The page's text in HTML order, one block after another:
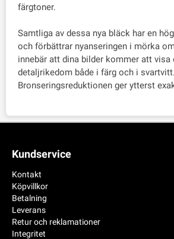
färgtoner.
Samtliga av dessa nya bläck har en
och förbättrar nyanseringen i mörka
innebär att dina bilder kommer att
detaljrikedom både i färg och i svartvitt.
Bronseringsreduktionen ger ytterst
Kundservice
Kontakt
Köpvillkor
Betalning
Leverans
Retur och reklamationer
Integritet